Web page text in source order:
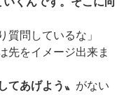
質問しているな」
先をイメージ出来ま
てあげよう〟 がない